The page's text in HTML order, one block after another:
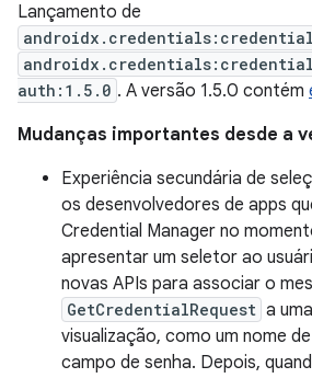
Lançamento de
auth:1.5.0 . A versão 1.5.0 contém
Mudanças importantes desde a
Experiência secundária de
os desenvolvedores de apps
Credential Manager no
apresentar um seletor ao
novas APIs para associar o
GetCredentialRequest a
visualização, como um nome
campo de senha. Depois,